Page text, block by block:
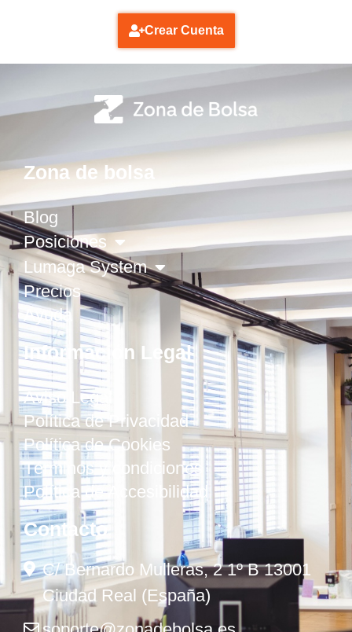
Crear Cuenta
Zona de bolsa
Blog
Posiciones
Lumaga System
Precios
Ayuda
Información Legal
Aviso Legal
Política de Privacidad
Política de Cookies
Términos y condiciones
Política de Accesibilidad
Contacto
C/ Bernardo Mulleras, 2 1º B 13001
Ciudad Real (España)